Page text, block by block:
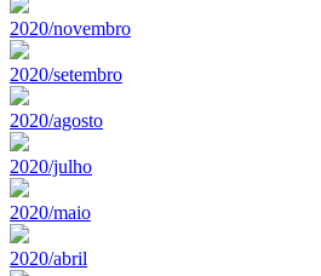
2020/novembro
2020/setembro
2020/agosto
2020/julho
2020/maio
2020/abril